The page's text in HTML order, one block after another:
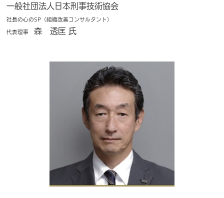
一般社団法人日本刑事技術協会
社長の心のSP（組織改善コンサルタント）
代表理事森 透匡 氏